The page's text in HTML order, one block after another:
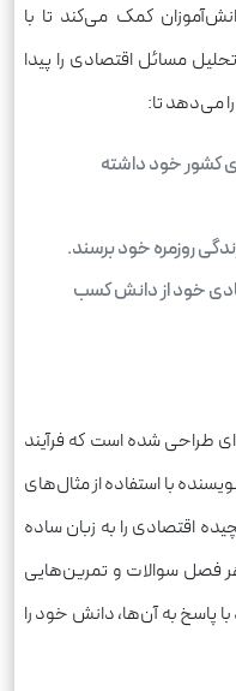
کمک می‌کند تا با
مسائل اقتصادی را پیدا
می‌دهد تا:
کشور خود داشته
روزمره خود برسند.
خود از دانش کسب
طراحی شده است که فرآیند
با استفاده از مثال‌های
اقتصادی را به زبان ساده
فصل سوالات و تمرین‌هایی
پاسخ به آن‌ها، دانش خود را